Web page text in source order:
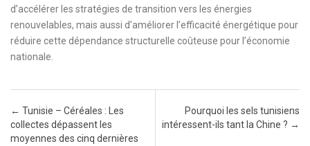
d’accélérer les stratégies de transition vers les énergies
renouvelables, mais aussi d’améliorer l’efficacité énergétique pour
réduire cette dépendance structurelle coûteuse pour l’économie
nationale.
Post navigation
← Tunisie – Céréales : Les
collectes dépassent les
moyennes des cinq dernières
Pourquoi les sels tunisiens
intéressent-ils tant la Chine ? →